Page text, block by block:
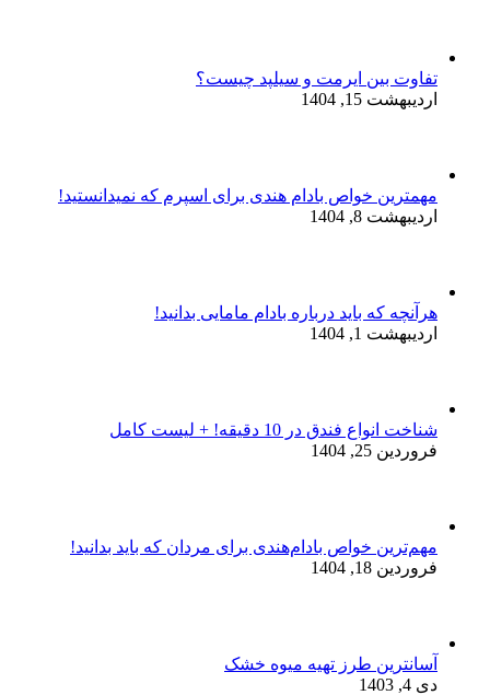
تفاوت بین ایرمت و سیلپد چیست؟
اردیبهشت 15, 1404
مهمترین خواص بادام هندی برای اسپرم که نمیدانستید!
اردیبهشت 8, 1404
هرآنچه که باید درباره بادام مامایی بدانید!
اردیبهشت 1, 1404
شناخت انواع فندق در 10 دقیقه! + لیست کامل
فروردین 25, 1404
مهم‌ترین خواص بادام‌هندی برای مردان که باید بدانید!
فروردین 18, 1404
آسانترین طرز تهیه میوه خشک
دی 4, 1403